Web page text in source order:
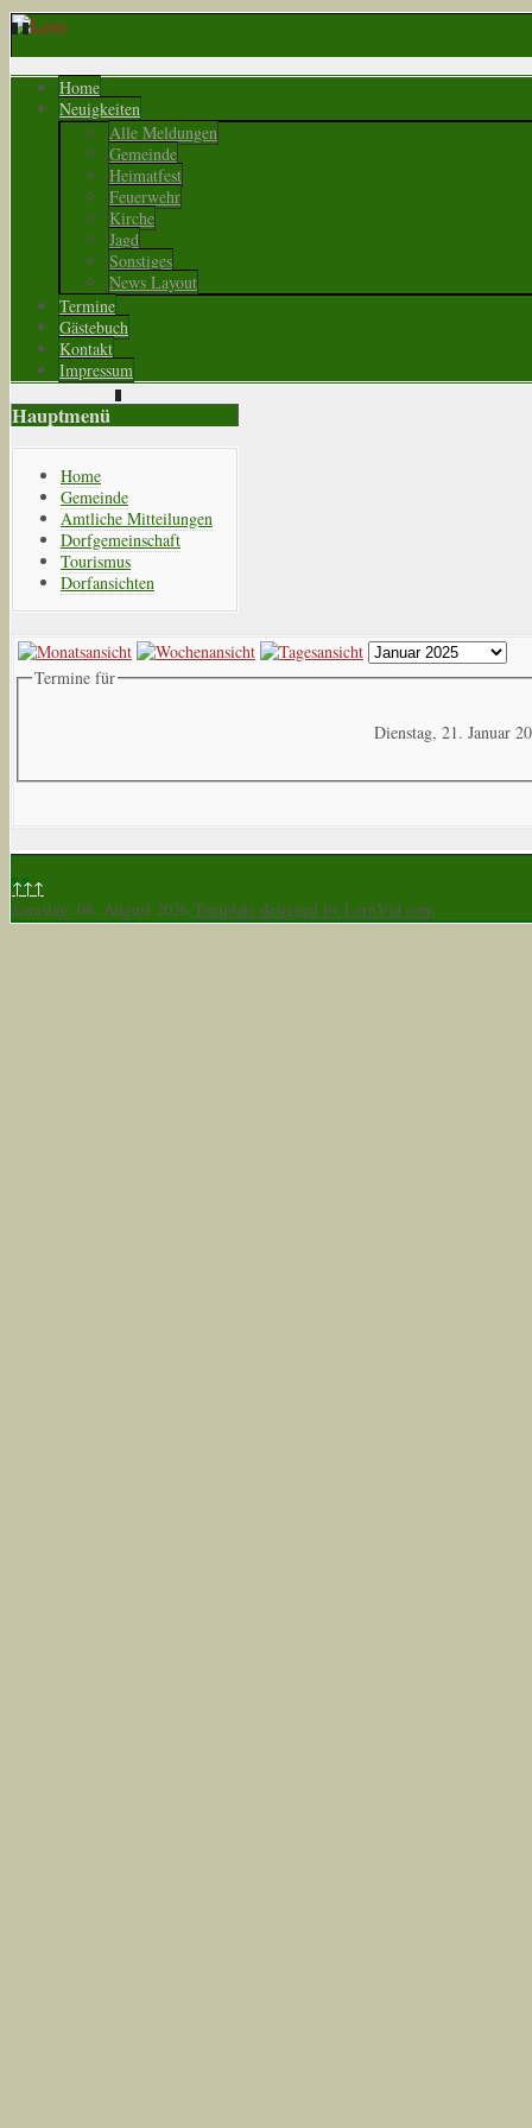
Home
Neuigkeiten
Alle Meldungen
Gemeinde
Heimatfest
Feuerwehr
Kirche
Jagd
Sonstiges
News Layout
Termine
Gästebuch
Kontakt
Impressum
Hauptmenü
Home
Gemeinde
Amtliche Mitteilungen
Dorfgemeinschaft
Tourismus
Dorfansichten
Termine für
Dienstag, 21. Januar
↑↑↑
Samstag, 08. August 2026 Template designed by LernVid.com